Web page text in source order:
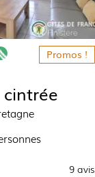
Promos !
s
9avis